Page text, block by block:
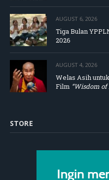
AUGUST 6, 2026
Tiga Bulan
2026
AUGUST 4, 2026
Welas Asih
Film “Wisdom
STORE